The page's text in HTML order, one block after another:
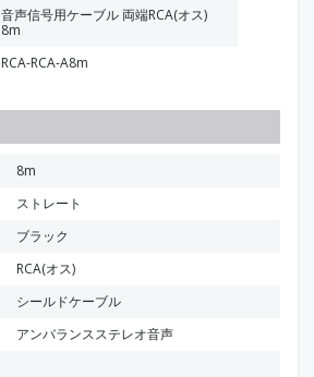
音声信号用ケーブル 両端RCA(オス)
8m
RCA-RCA-A8m
8m
ストレート
ブラック
RCA(オス)
シールドケーブル
アンバランスステレオ音声